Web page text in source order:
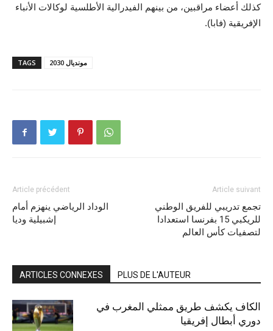
كذلك أعضاء مراقبين، من بينهم الفيدرالية الأطلسية لوكالات الأنباء
الإفريقية (فابا).
TAGS مونديال 2030
Article précédent
الوداد الرياضي ينهزم أمام
إشبيلية وديا
Article suivant
تجمع تدريبي للفريق الوطني
للريكبي 15 بفرنسا استعدادا
لتصفيات كأس العالم
ARTICLES CONNEXES PLUS DE L'AUTEUR
الكاف يكشف طريق ممثلي المغرب في
دوري أبطال إفريقيا